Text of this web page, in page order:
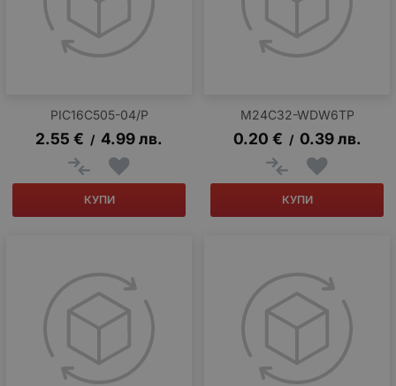
PIC16C505-04/P
2.55 € / 4.99лв.
КУПИ
M24C32-WDW6TP
0.20 € / 0.39 лв.
КУПИ